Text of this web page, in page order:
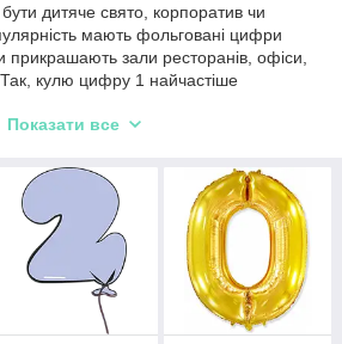
дитяче свято, корпоратив чи
мають фольговані цифри
прикрашають зали ресторанів, офіси,
кулю цифру 1 найчастіше
користуються інші числа. Красиво
викличе усмішку у винуватця
Показати все